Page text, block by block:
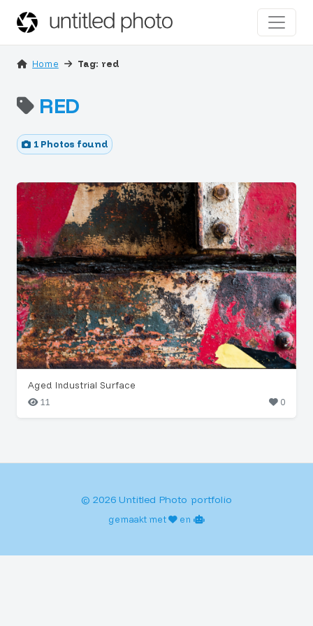
Home Tag: red
RED
1 Photos found
Aged Industrial Surface
11
0
© 2026 Untitled Photo portfolio
gemaakt met en